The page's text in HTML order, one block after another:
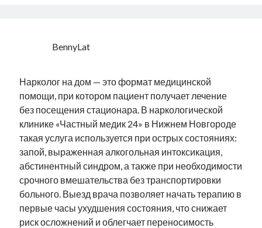
BennyLat
Нарколог на дом — это формат медицинской
помощи, при котором пациент получает лечение
без посещения стационара. В наркологической
клинике «Частный медик 24» в Нижнем Новгороде
такая услуга используется при острых состояниях:
запой, выраженная алкогольная интоксикация,
абстинентный синдром, а также при необходимости
срочного вмешательства без транспортировки
больного. Выезд врача позволяет начать терапию в
первые часы ухудшения состояния, что снижает
риск осложнений и облегчает переносимость